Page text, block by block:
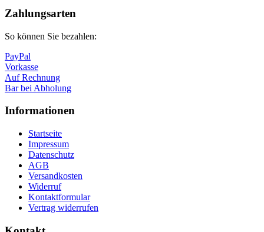
oben
Zahlungsarten
So können Sie bezahlen:
PayPal
Vorkasse
Auf Rechnung
Bar bei Abholung
Informationen
Startseite
Impressum
Datenschutz
AGB
Versandkosten
Widerruf
Kontaktformular
Vertrag widerrufen